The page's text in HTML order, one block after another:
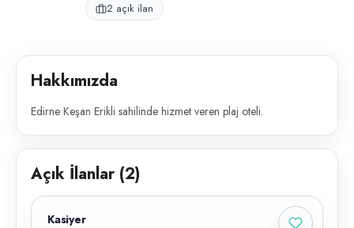
2 açık ilan
Hakkımızda
Edirne Keşan Erikli sahilinde hizmet veren plaj oteli.
Açık İlanlar (2)
Kasiyer